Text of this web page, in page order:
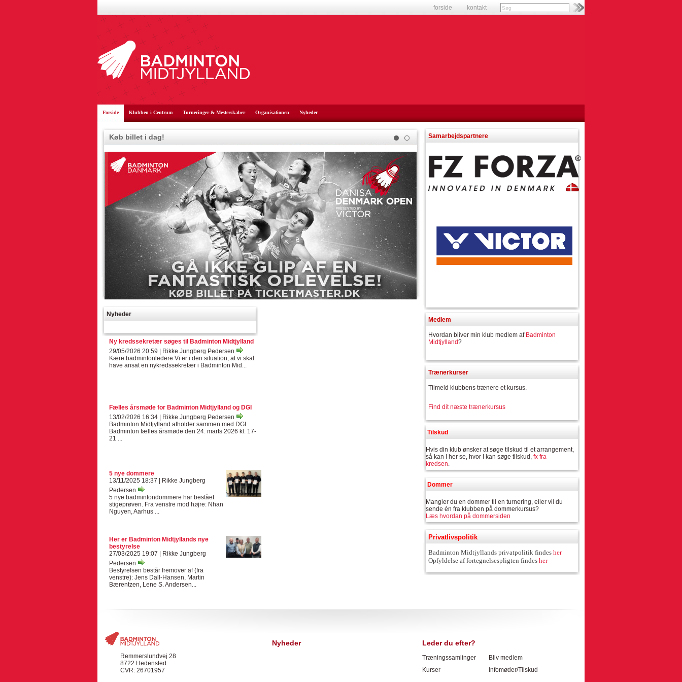
kontakt
forside
Forside Klubben i Centrum Turneringer & Mesterskaber Organisationen Nyheder
Køb billet i dag!
Nyheder
Ny kredssekretær søges til Badminton Midtjylland
29/05/2026 20:59 | Rikke Jungberg Pedersen
Kære badmintonledere Vi er i den situation, at vi skal
have ansat en nykredssekretær i Badminton Mid...
Fælles årsmøde for Badminton Midtjylland og DGI
13/02/2026 16:34 | Rikke Jungberg Pedersen
Badminton Midtjylland afholder sammen med DGI
Badminton fælles årsmøde den 24. marts 2026 kl. 17-
21 ...
5 nye dommere
13/11/2025 18:37 | Rikke Jungberg
Pedersen
5 nye badmintondommere har bestået
stigeprøven. Fra venstre mod højre: Nhan
Nguyen, Aarhus ...
Her er Badminton Midtjyllands nye
bestyrelse
27/03/2025 19:07 | Rikke Jungberg
Pedersen
Bestyrelsen består fremover af (fra
venstre): Jens Dall-Hansen, Martin
Bærentzen, Lene S. Andersen...
Samarbejdspartnere
Medlem
Hvordan bliver min klub medlem af Badminton
Midtjylland?
Trænerkurser
Tilmeld klubbens trænere et kursus.
Find dit næste trænerkursus
Tilskud
Hvis din klub ønsker at søge tilskud til et arrangement,
så kan I her se, hvor I kan søge tilskud, fx fra
kredsen.
Dommer
Mangler du en dommer til en turnering, eller vil du
sende én fra klubben på dommerkursus?
Læs hvordan på dommersiden
Privatlivspolitik
Badminton Midtjyllands privatpolitik findes her
Opfyldelse af fortegnelsespligten findes her
Remmerslundvej 28
8722 Hedensted
CVR: 26701957
Nyheder Leder du efter?
Træningssamlinger
Kurser
Bliv medlem
Infomøder/Tilskud